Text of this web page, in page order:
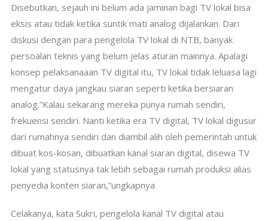
Disebutkan, sejauh ini belum ada jaminan bagi TV lokal bisa
eksis atau tidak ketika suntik mati analog dijalankan. Dari
diskusi dengan para pengelola TV lokal di NTB, banyak
persoalan teknis yang belum jelas aturan mainnya. Apalagi
konsep pelaksanaaan TV digital itu, TV lokal tidak leluasa lagi
mengatur daya jangkau siaran seperti ketika bersiaran
analog.”Kalau sekarang mereka punya rumah sendiri,
frekuensi sendiri. Nanti ketika era TV digital, TV lokal digusur
dari rumahnya sendiri dan diambil alih oleh pemerintah untuk
dibuat kos-kosan, dibuatkan kanal siaran digital, disewa TV
lokal yang statusnya tak lebih sebagai rumah produksi alias
penyedia konten siaran,”ungkapnya
Celakanya, kata Sukri, pengelola kanal TV digital atau